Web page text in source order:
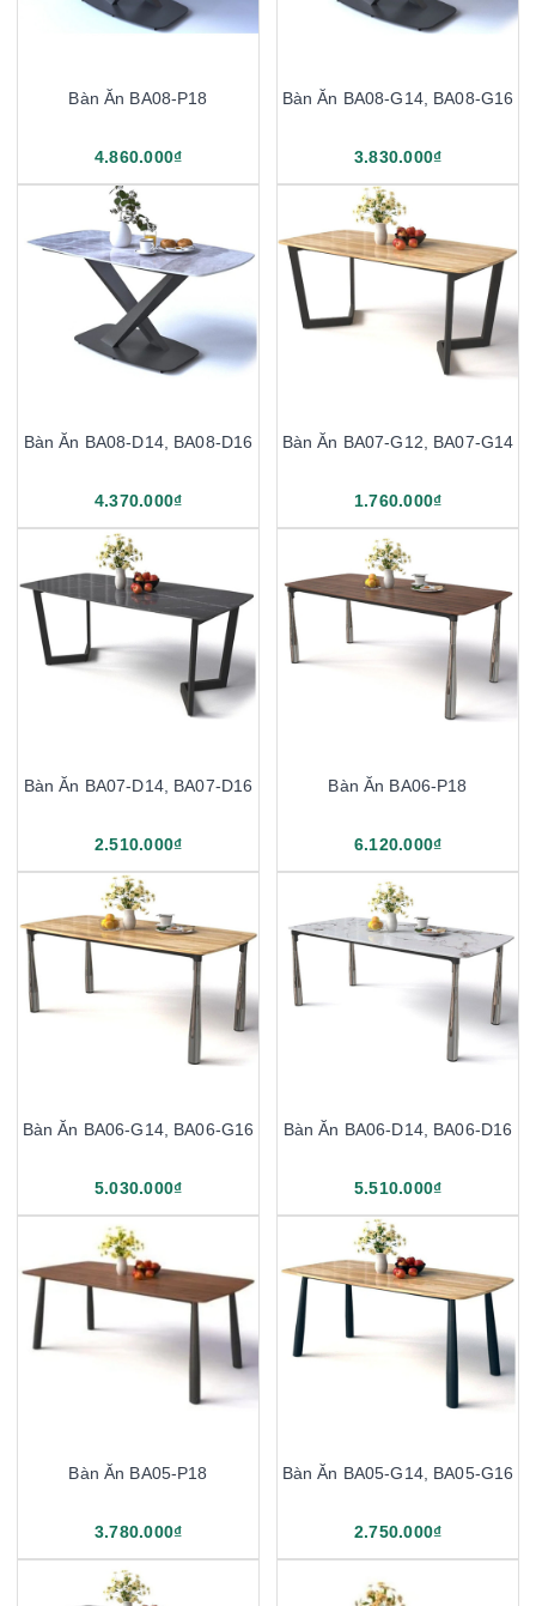
Bàn Ăn BA08-P18
4.860.000₫
Bàn Ăn BA08-G14, BA08-G16
3.830.000₫
Bàn Ăn BA08-D14, BA08-D16
4.370.000₫
Bàn Ăn BA07-G12, BA07-G14
1.760.000₫
Bàn Ăn BA07-D14, BA07-D16
2.510.000₫
Bàn Ăn BA06-P18
6.120.000₫
Bàn Ăn BA06-G14, BA06-G16
5.030.000₫
Bàn Ăn BA06-D14, BA06-D16
5.510.000₫
Bàn Ăn BA05-P18
3.780.000₫
Bàn Ăn BA05-G14, BA05-G16
2.750.000₫